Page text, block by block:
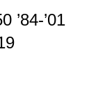
’84-’01